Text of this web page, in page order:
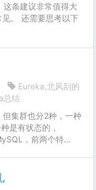
这条建议非常值得大
。 还需要思考以下
Eureka,北风刮的
总结
集群也分2种，一种
是有状态的，
，前两个特...